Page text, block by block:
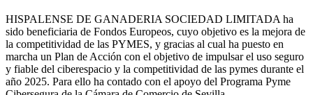
HISPALENSE DE GANADERIA SOCIEDAD LIMITADA ha
sido beneficiaria de Fondos Europeos, cuyo objetivo es la mejora de
la competitividad de las PYMES, y gracias al cual ha puesto en
marcha un Plan de Acción con el objetivo de impulsar el uso seguro
y fiable del ciberespacio y la competitividad de las pymes durante el
año 2025. Para ello ha contado con el apoyo del Programa Pyme